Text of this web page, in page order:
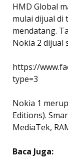
HMD Global
mulai dijual di
mendatang.
Nokia 2 dijual
https://
type=3
Nokia 1
Editions).
MediaTek,
Baca Juga: